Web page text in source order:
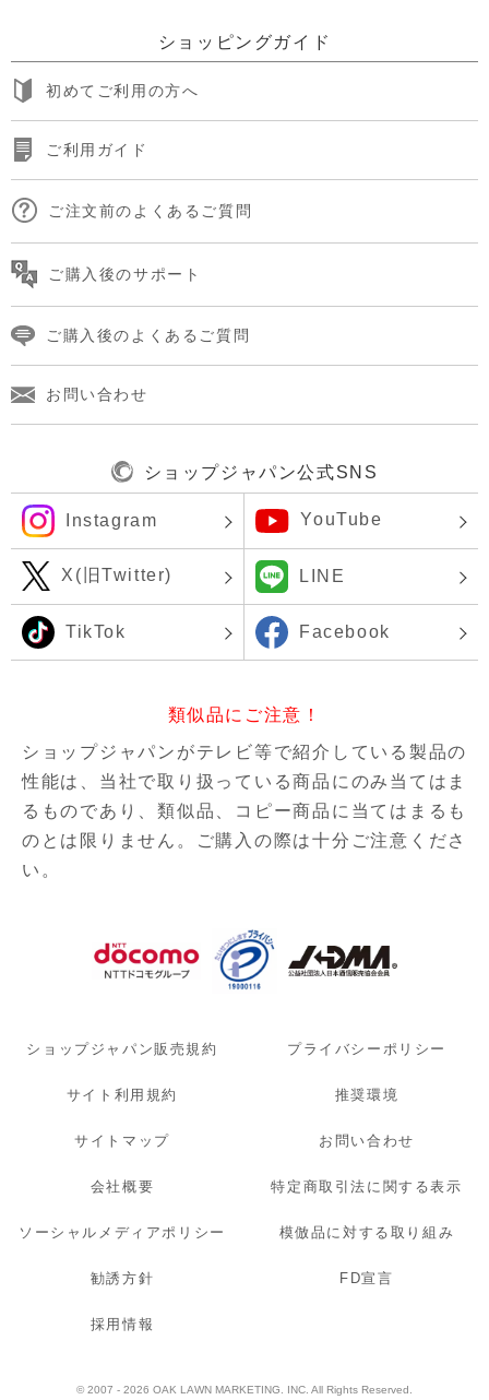
ショッピングガイド
初めてご利用の方へ
ご利用ガイド
ご注文前のよくあるご質問
ご購入後のサポート
ご購入後のよくあるご質問
お問い合わせ
ショップジャパン公式SNS
Instagram YouTube
X(旧Twitter) LINE
TikTok Facebook
類似品にご注意！
ショップジャパンがテレビ等で紹介している製品の
性能は、当社で取り扱っている商品にのみ当てはま
るものであり、類似品、コピー商品に当てはまるも
のとは限りません。ご購入の際は十分ご注意くださ
い。
ショップジャパン販売規約 プライバシーポリシー
サイト利用規約 推奨環境
サイトマップ お問い合わせ
会社概要 特定商取引法に関する表示
ソーシャルメディアポリシー 模倣品に対する取り組み
勧誘方針 FD宣言
採用情報
© 2007 - 2026 OAK LAWN MARKETING. INC. All Rights Reserved.